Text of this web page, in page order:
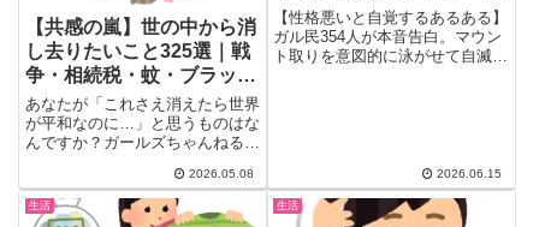
【共感の嵐】世の中から消
し去りたいこと325選｜戦
争・相続税・蚊・ブラック
企業・自己愛性人格障害
者…ガル民の本音TOP10
あなたが「これさえ消えたら世界
が平和なのに…」と思うものはな
んですか？ガールズちゃんねるに
2026.05.08
ター連打・嫌いな人スルー
のガル民本音
【性格悪いと自覚するあるある】
ガル民354人が本音告白。マウン
ト取りを意図的に泳がせて自滅さ
2026.06.15
生活 生活